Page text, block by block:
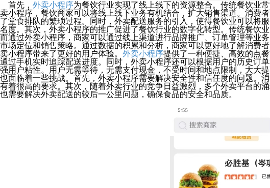
首先， 外卖小程序为餐饮行业实现了线上线下的资源整合。传统餐饮业
卖小程序，餐饮商家可以将线上线下业务有机结合，扩大销售渠道。消费
了堂食排队的繁琐过程。同时，外卖配送服务的引入，使得餐饮业可以将
名度。其次，外卖小程序的推广促进了餐饮行业的数字化转型。传统餐饮
而通过外卖小程序，商家可以通过线上渠道进行品牌推广、订单管理等业
市场定位和销售策略。通过数据的积累和分析，商家可以更好地了解消费
卖小程序带来了更好的用户体验。 外卖小程序提供了一种便捷、高效的点
通过手机实时追踪配送进度。同时，外卖小程序还可以根据用户的历史订
强用户粘性。用户无需等待，无需支付现金，不受时间和地点限制，大大
也面临着一些挑战。首先，外卖小程序需要解决安全性和信任度的问题。
有着很高的要求。其次，随着外卖行业的竞争日益激烈，多个外卖平台的
也需要解决外卖配送的较后一公里问题，确保食品的安全和品质。